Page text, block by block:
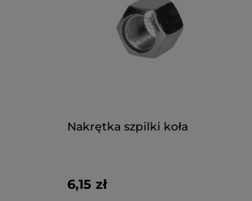
Nakrętka szpilki koła
6,15 zł